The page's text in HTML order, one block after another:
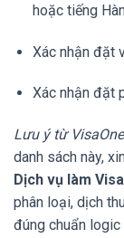
hoặc tiếng
Xác nhận đặt
Xác nhận đặt
Lưu ý từ
danh sách này,
Dịch vụ làm
phân loại, dịch
đúng chuẩn